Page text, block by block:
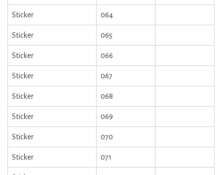
Sticker 064
Sticker 065
Sticker 066
Sticker 067
Sticker 068
Sticker 069
Sticker 070
Sticker 071